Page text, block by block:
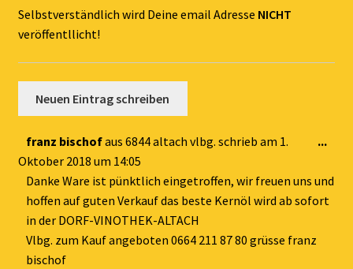
Kontakt
Gästebuch
Selbstverständlich wird Deine email Adresse NICHT
veröffentllicht!
franz bischofaus 6844 altach vlbg. schrieb am 1.
Oktober 2018 um 14:05
Danke Ware ist pünktlich eingetroffen, wir freuen uns und
hoffen auf guten Verkauf das beste Kernöl wird ab sofort
in der DORF-VINOTHEK-ALTACH
Vlbg. zum Kauf angeboten 0664 211 87 80 grüsse franz
bischof
...